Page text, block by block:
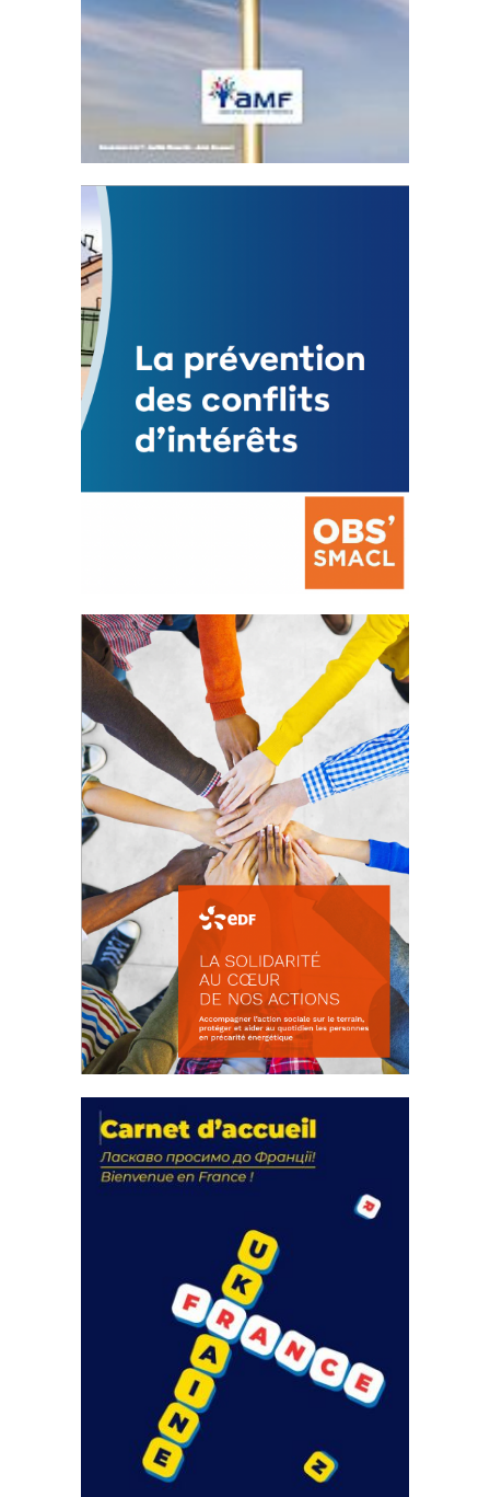
Statut de l’élu local
3 avril 2024
Mise à jour avril 2024 232902 Total 0 Votes
FEUILLETER
La prévention des conflits
d’intérêts
18 septembre 2023
105178 Total 0 Votes 0 0 Aidez-nous à
améliorer...
FEUILLETER
actions
18 septembre 2023
105163 Total 0 Votes 0 0 Aidez-nous à